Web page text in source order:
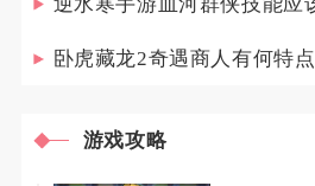
卧虎藏龙2奇遇商人有何特点
游戏攻略